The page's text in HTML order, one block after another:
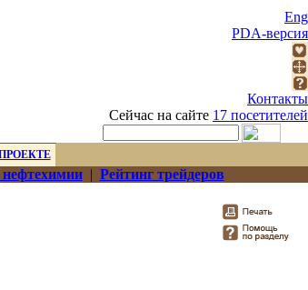
Eng
PDA-версия
Контакты
Сейчас на сайте 17 посетителей
| Рейтинг трейдеров